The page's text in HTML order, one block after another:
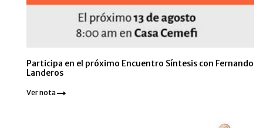
Participa en el próximo Encuentro Síntesis con Fernando
Landeros
Ver nota